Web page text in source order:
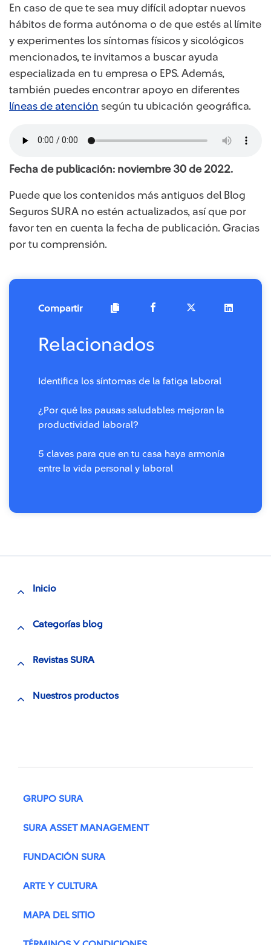
En caso de que te sea muy difícil adoptar nuevos
hábitos de forma autónoma o de que estés al límite
y experimentes los síntomas físicos y sicológicos
mencionados, te invitamos a buscar ayuda
especializada en tu empresa o EPS. Además,
también puedes encontrar apoyo en diferentes
líneas de atención según tu ubicación geográfica.
Fecha de publicación: noviembre 30 de 2022.
Puede que los contenidos más antiguos del Blog
Seguros SURA no estén actualizados, así que por
favor ten en cuenta la fecha de publicación. Gracias
por tu comprensión.
Compartir
Relacionados
Identifica los síntomas de la fatiga laboral
¿Por qué las pausas saludables mejoran la
productividad laboral?
5 claves para que en tu casa haya armonía
entre la vida personal y laboral
Inicio
Categorías blog
Revistas SURA
Nuestros productos
GRUPO SURA
SURA ASSET MANAGEMENT
FUNDACIÓN SURA
ARTE Y CULTURA
MAPA DEL SITIO